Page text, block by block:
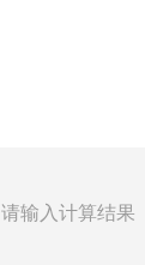
请输入计算结果